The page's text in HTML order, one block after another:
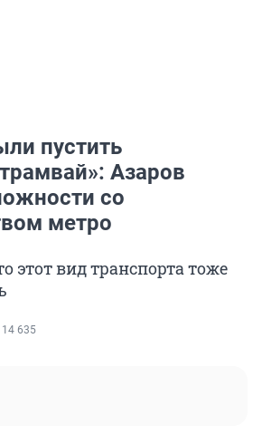
пустить
Азаров
со
метро
этот вид транспорта тоже
14 635